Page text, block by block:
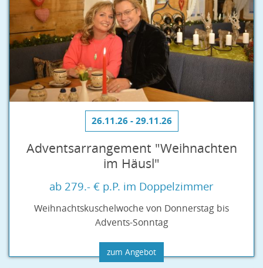
26.11.26 - 29.11.26
Adventsarrangement "Weihnachten
im Häusl"
ab 279.- € p.P. im Doppelzimmer
Weihnachtskuschelwoche von Donnerstag bis
Advents-Sonntag
zum Angebot